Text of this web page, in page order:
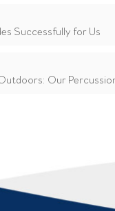
Successfully for Us
Our